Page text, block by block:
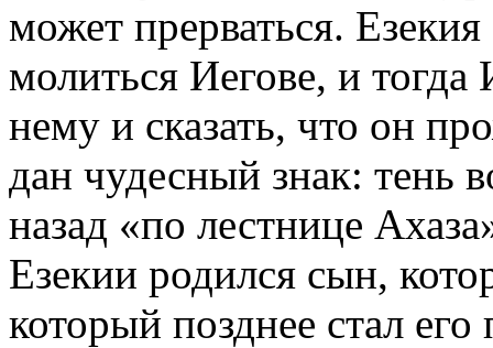
может прерваться.
молиться Иегове, и тогда
нему и сказать, что он
дан чудесный знак: тень
назад «по лестнице
Езекии родился сын,
который позднее стал